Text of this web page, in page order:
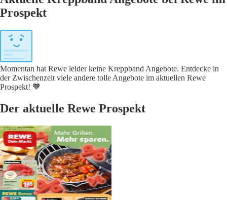
Prospekt
Momentan hat Rewe leider keine Kreppband Angebote. Entdecke in
der Zwischenzeit viele andere tolle Angebote im aktuellen Rewe
Prospekt! 🧡
Der aktuelle Rewe Prospekt